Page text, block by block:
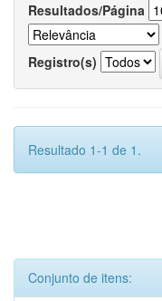
Resultados/Página
Registro(s)
Resultado 1-1 de 1.
Conjunto de itens: